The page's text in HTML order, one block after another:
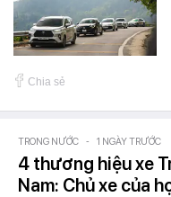
Chia sẻ
TRONG NƯỚC - 1 NGÀY TRƯỚC
4 thương hiệu xe
Nam: Chủ xe của